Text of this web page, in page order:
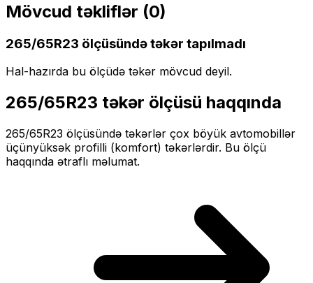
Mövcud təkliflər (0)
265/65R23 ölçüsündə təkər tapılmadı
Hal-hazırda bu ölçüdə təkər mövcud deyil.
265/65R23 təkər ölçüsü haqqında
265/65R23 ölçüsündə təkərlər çox böyük avtomobillər
üçünyüksək profilli (komfort) təkərlərdir. Bu ölçü
haqqında ətraflı məlumat.